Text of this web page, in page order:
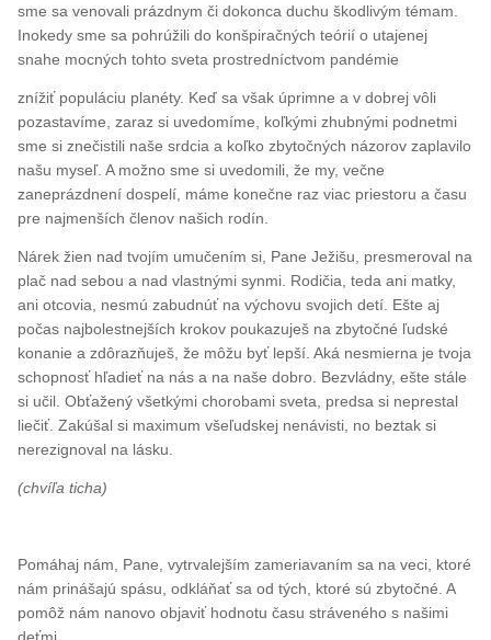
sme sa venovali prázdnym či dokonca duchu škodlivým témam.
Inokedy sme sa pohrúžili do konšpiračných teórií o utajenej
snahe mocných tohto sveta prostredníctvom pandémie
znížiť populáciu planéty. Keď sa však úprimne a v dobrej vôli
pozastavíme, zaraz si uvedomíme, koľkými zhubnými podnetmi
sme si znečistili naše srdcia a koľko zbytočných názorov zaplavilo
našu myseľ. A možno sme si uvedomili, že my, večne
zaneprázdnení dospelí, máme konečne raz viac priestoru a času
pre najmenších členov našich rodín.
Nárek žien nad tvojím umučením si, Pane Ježišu, presmeroval na
plač nad sebou a nad vlastnými synmi. Rodičia, teda ani matky,
ani otcovia, nesmú zabudnúť na výchovu svojich detí. Ešte aj
počas najbolestnejších krokov poukazuješ na zbytočné ľudské
konanie a zdôrazňuješ, že môžu byť lepší. Aká nesmierna je tvoja
schopnosť hľadieť na nás a na naše dobro. Bezvládny, ešte stále
si učil. Obťažený všetkými chorobami sveta, predsa si neprestal
liečiť. Zakúšal si maximum všeľudskej nenávisti, no beztak si
nerezignoval na lásku.
(chvíľa ticha)
Pomáhaj nám, Pane, vytrvalejším zameriavaním sa na veci, ktoré
nám prinášajú spásu, odkláňať sa od tých, ktoré sú zbytočné. A
pomôž nám nanovo objaviť hodnotu času stráveného s našimi
deťmi.